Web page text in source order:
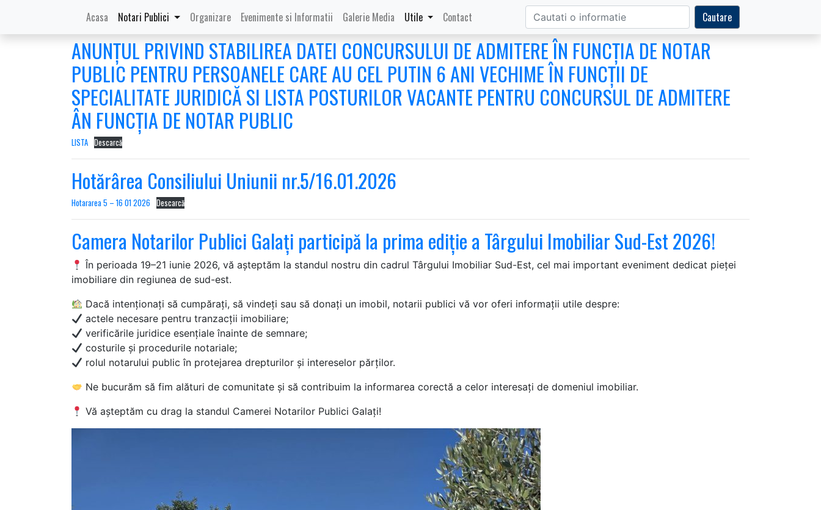
Acasa (current)
Notari Publici Organizare Evenimente si Informatii Galerie Media Utile Contact Cautare
Autor:GALATI CNP
ANUNȚUL PRIVIND STABILIREA DATEI CONCURSULUI DE ADMITERE ÎN FUNCȚIA DE NOTAR
PUBLIC PENTRU PERSOANELE CARE AU CEL PUTIN 6 ANI VECHIME ÎN FUNCȚII DE
SPECIALITATE JURIDICĂ SI LISTA POSTURILOR VACANTE PENTRU CONCURSUL DE ADMITERE
ÂN FUNCȚIA DE NOTAR PUBLIC
LISTA Descarcă
Hotărârea Consiliului Uniunii nr.5/16.01.2026
Hotararea 5 – 16 01 2026 Descarcă
Camera Notarilor Publici Galați participă la prima ediție a Târgului Imobiliar Sud-Est 2026!
În perioada 19–21 iunie 2026, vă așteptăm la standul nostru din cadrul Târgului Imobiliar Sud-Est, cel mai important eveniment dedicat pieței
imobiliare din regiunea de sud-est.
Dacă intenționați să cumpărați, să vindeți sau să donați un imobil, notarii publici vă vor oferi informații utile despre:
actele necesare pentru tranzacții imobiliare;
verificările juridice esențiale înainte de semnare;
costurile și procedurile notariale;
rolul notarului public în protejarea drepturilor și intereselor părților.
Ne bucurăm să fim alături de comunitate și să contribuim la informarea corectă a celor interesați de domeniul imobiliar.
Vă așteptăm cu drag la standul Camerei Notarilor Publici Galați!